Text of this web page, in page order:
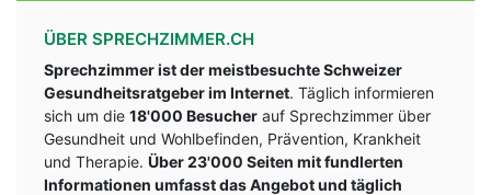
ÜBER SPRECHZIMMER.CH
Sprechzimmer ist der meistbesuchte Schweizer
Gesundheitsratgeber im Internet. Täglich informieren
sich um die 18'000 Besucher auf Sprechzimmer über
Gesundheit und Wohlbefinden, Prävention, Krankheit
und Therapie. Über 23'000 Seiten mit fundlerten
Informationen umfasst das Angebot und täglich